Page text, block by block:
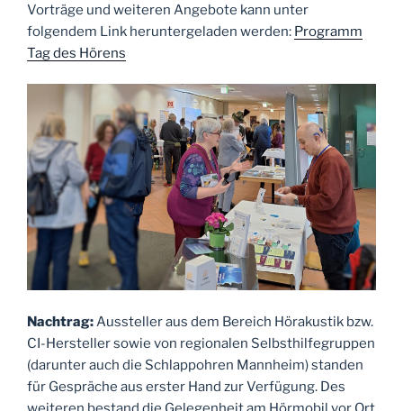
Vorträge und weiteren Angebote kann unter
folgendem Link heruntergeladen werden: Programm
Tag des Hörens
Nachtrag: Aussteller aus dem Bereich Hörakustik bzw.
CI-Hersteller sowie von regionalen Selbsthilfegruppen
(darunter auch die Schlappohren Mannheim) standen
für Gespräche aus erster Hand zur Verfügung. Des